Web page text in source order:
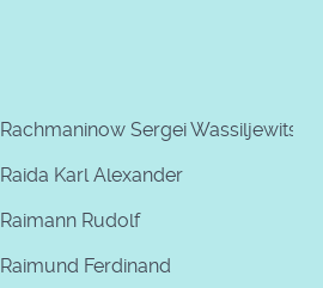
Rachmaninow Sergei Wassiljewitsch
Raida Karl Alexander
Raimann Rudolf
Raimund Ferdinand